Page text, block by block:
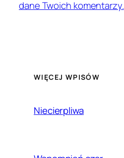
dane Twoich komentarzy.
WIĘCEJ WPISÓW
Niecierpliwa